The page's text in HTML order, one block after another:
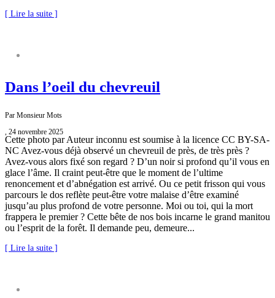
[ Lire la suite ]
Dans l’oeil du chevreuil
Par Monsieur Mots
, 24 novembre 2025
Cette photo par Auteur inconnu est soumise à la licence CC BY-SA-
NC Avez-vous déjà observé un chevreuil de près, de très près ?
Avez-vous alors fixé son regard ? D’un noir si profond qu’il vous en
glace l’âme. Il craint peut-être que le moment de l’ultime
renoncement et d’abnégation est arrivé. Ou ce petit frisson qui vous
parcours le dos reflète peut-être votre malaise d’être examiné
jusqu’au plus profond de votre personne. Moi ou toi, qui la mort
frappera le premier ? Cette bête de nos bois incarne le grand manitou
ou l’esprit de la forêt. Il demande peu, demeure...
[ Lire la suite ]